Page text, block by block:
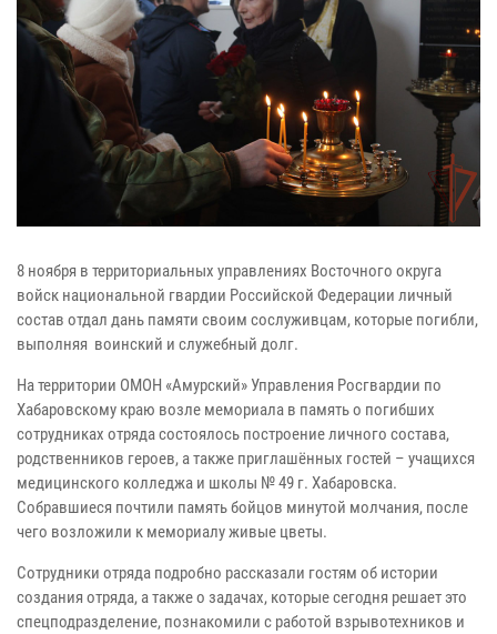
8 ноября в территориальных управлениях Восточного округа
войск национальной гвардии Российской Федерации личный
состав отдал дань памяти своим сослуживцам, которые погибли,
выполняя воинский и служебный долг.
На территории ОМОН «Амурский» Управления Росгвардии по
Хабаровскому краю возле мемориала в память о погибших
сотрудниках отряда состоялось построение личного состава,
родственников героев, а также приглашённых гостей – учащихся
медицинского колледжа и школы № 49 г. Хабаровска.
Собравшиеся почтили память бойцов минутой молчания, после
чего возложили к мемориалу живые цветы.
Сотрудники отряда подробно рассказали гостям об истории
создания отряда, а также о задачах, которые сегодня решает это
спецподразделение, познакомили с работой взрывотехников и